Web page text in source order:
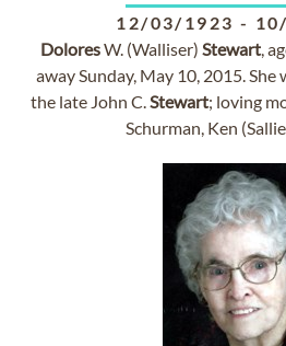
12/03/1923 -
DoloresW. (Walliser) Stewart,
away Sunday, May 10, 2015.
the late John C.Stewart; loving
Schurman, Ken